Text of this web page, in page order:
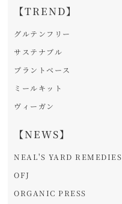
【TREND】
グルテンフリー
サステナブル
プラントベース
ミールキット
ヴィーガン
【NEWS】
NEAL'S YARD REMEDIES
OFJ
ORGANIC PRESS